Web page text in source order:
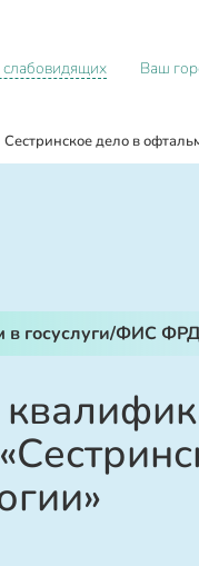
слабовидящих Ваш
Сестринское дело в
в госуслуги/ФИС